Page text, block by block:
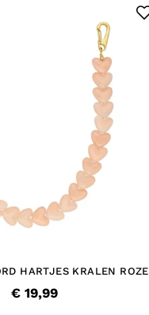
HARTJES KRALEN ROZE
€ 19,99